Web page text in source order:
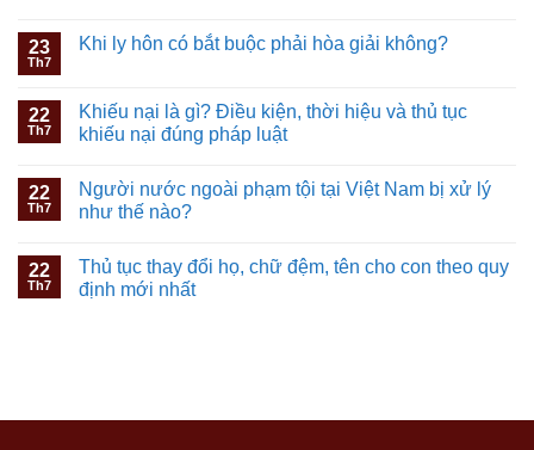
23
Th7
Khi ly hôn có bắt buộc phải hòa giải không?
22
Th7
Khiếu nại là gì? Điều kiện, thời hiệu và thủ tục
khiếu nại đúng pháp luật
22
Th7
Người nước ngoài phạm tội tại Việt Nam bị xử lý
như thế nào?
22
Th7
Thủ tục thay đổi họ, chữ đệm, tên cho con theo quy
định mới nhất